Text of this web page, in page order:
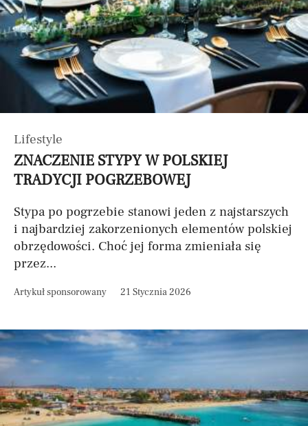
Lifestyle
ZNACZENIE STYPY W POLSKIEJ
TRADYCJI POGRZEBOWEJ
Stypa po pogrzebie stanowi jeden z najstarszych
i najbardziej zakorzenionych elementów polskiej
obrzędowości. Choć jej forma zmieniała się
przez...
Artykuł sponsorowany 21 Stycznia 2026